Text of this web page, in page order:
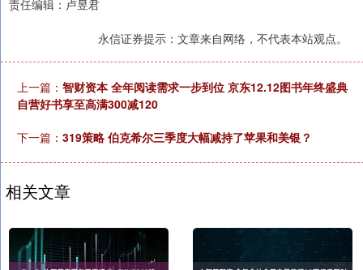
责任编辑：卢昱君
永信证券提示：文章来自网络，不代表本站观点。
上一篇： 智财资本 全年阅读需求一步到位 京东12.12图书年终盛典
自营好书享至高满300减120
下一篇： 319策略 伯克希尔三季度大幅减持了苹果和美银？
相关文章